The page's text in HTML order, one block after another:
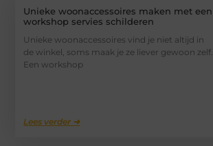
Unieke woonaccessoires maken met een
workshop servies schilderen
Unieke woonaccessoires vind je niet altijd in
de winkel, soms maak je ze liever gewoon zelf.
Een workshop
Lees verder ➜